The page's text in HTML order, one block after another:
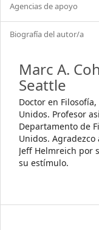
Agencias de apoyo
Biografía del autor/a
Marc A.
Seattle
Doctor en
Unidos. Profesor
Departamento de
Unidos.
Jeff Helmreich por
su estímulo.